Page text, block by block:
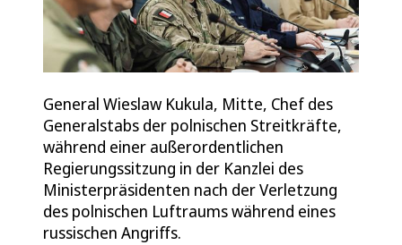
General Wieslaw Kukula, Mitte, Chef des
Generalstabs der polnischen Streitkräfte,
während einer außerordentlichen
Regierungssitzung in der Kanzlei des
Ministerpräsidenten nach der Verletzung
des polnischen Luftraums während eines
russischen Angriffs.